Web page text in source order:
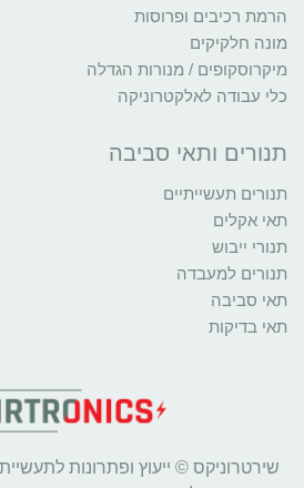
הרמת רכיבים ופרוסות
מונה חלקיקים
מיקרוסקופים / מנורות הגדלה
כלי עבודה לאלקטרוניקה
תנורים ותאי סביבה
תנורים תעשייתיים
תאי אקלים
תנורי ייבוש
תנורים למעבדה
תאי סביבה
תאי בדיקות
שירטרוניקס © ייעוץ ופתרונות